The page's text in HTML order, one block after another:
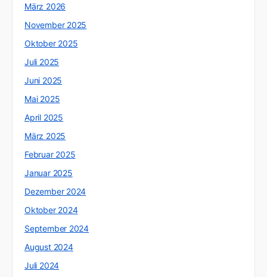
März 2026
November 2025
Oktober 2025
Juli 2025
Juni 2025
Mai 2025
April 2025
März 2025
Februar 2025
Januar 2025
Dezember 2024
Oktober 2024
September 2024
August 2024
Juli 2024